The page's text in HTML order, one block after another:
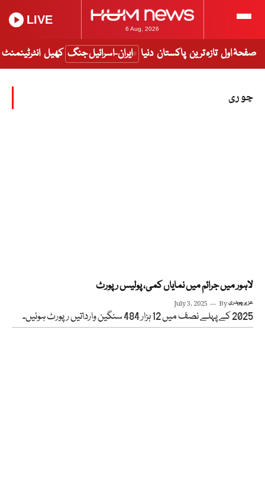
6 Aug, 2026
LIVE
صفحۂ اول تازہ ترین پاکستان دنیا ایران-اسرائیل جنگ کھیل انٹرٹینمنٹ
چوری
لاہور میں جرائم میں نمایاں کمی، پولیس رپورٹ
July 3, 2025 Byعزیر چوہدری
2025 کے پہلے نصف میں 12 ہزار 484 سنگین وارداتیں رپورٹ ہوئیں۔